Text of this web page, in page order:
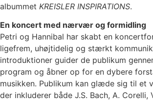
albummet KREISLER INSPIRATIONS.
En koncert med nærvær og formidling
Petri og Hannibal har skabt en
ligefrem, uhøjtidelig og stærkt
introduktioner guider de publikum
program og åbner op for en dybere
musikken. Publikum kan glæde sig til et
der inkluderer både J.S. Bach, A. Corelli,